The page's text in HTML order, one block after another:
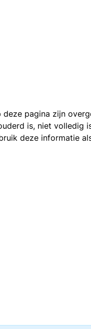
pagina zijn
is, niet volledig
deze informatie